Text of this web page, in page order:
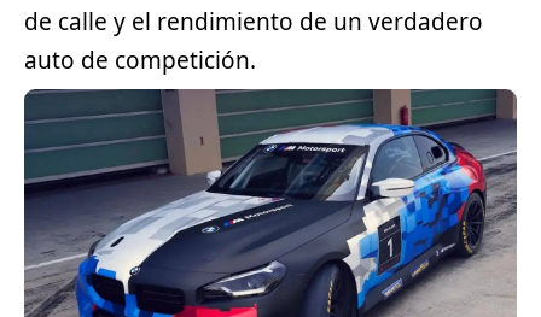
de calle y el rendimiento de un verdadero
auto de competición.